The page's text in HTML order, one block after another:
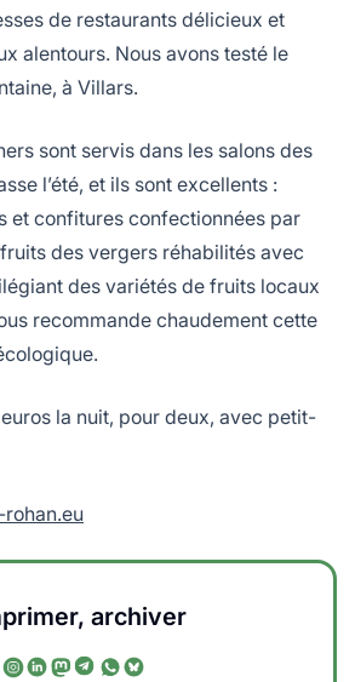
de restaurants délicieux et
alentours. Nous avons testé le
à Villars.
sont servis dans les salons des
l’été, et ils sont excellents :
et confitures confectionnées par
des vergers réhabilités avec
des variétés de fruits locaux
recommande chaudement cette
euros la nuit, pour deux, avec petit-
archiver